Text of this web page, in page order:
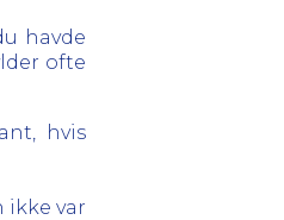
havde
ofte
hvis
ikke var